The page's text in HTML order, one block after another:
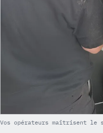
Vos opérateurs maîtrisent le